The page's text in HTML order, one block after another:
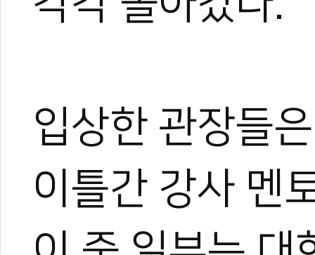
입상한 관장들
이틀간 강사 멘
가며 다방면으로 성장 중이